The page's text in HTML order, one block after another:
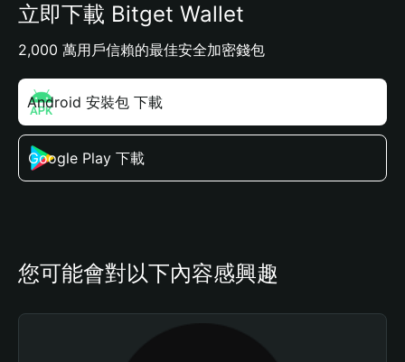
立即下載 Bitget Wallet
2,000 萬用戶信賴的最佳安全加密錢包
Android 安裝包 下載
Google Play 下載
您可能會對以下內容感興趣